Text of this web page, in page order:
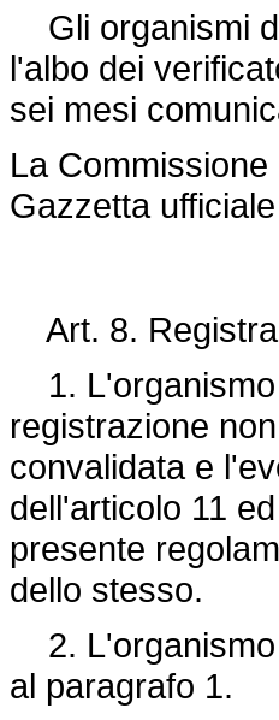
Gli organismi
l'albo dei
sei mesi
La
Gazzetta
Art. 8.
1. L'organismo
registrazione
convalidata e
dell'articolo 11
presente
dello stesso.
2. L'organismo
al paragrafo 1.